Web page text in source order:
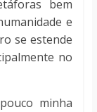
bem
e
se estende
no
minha